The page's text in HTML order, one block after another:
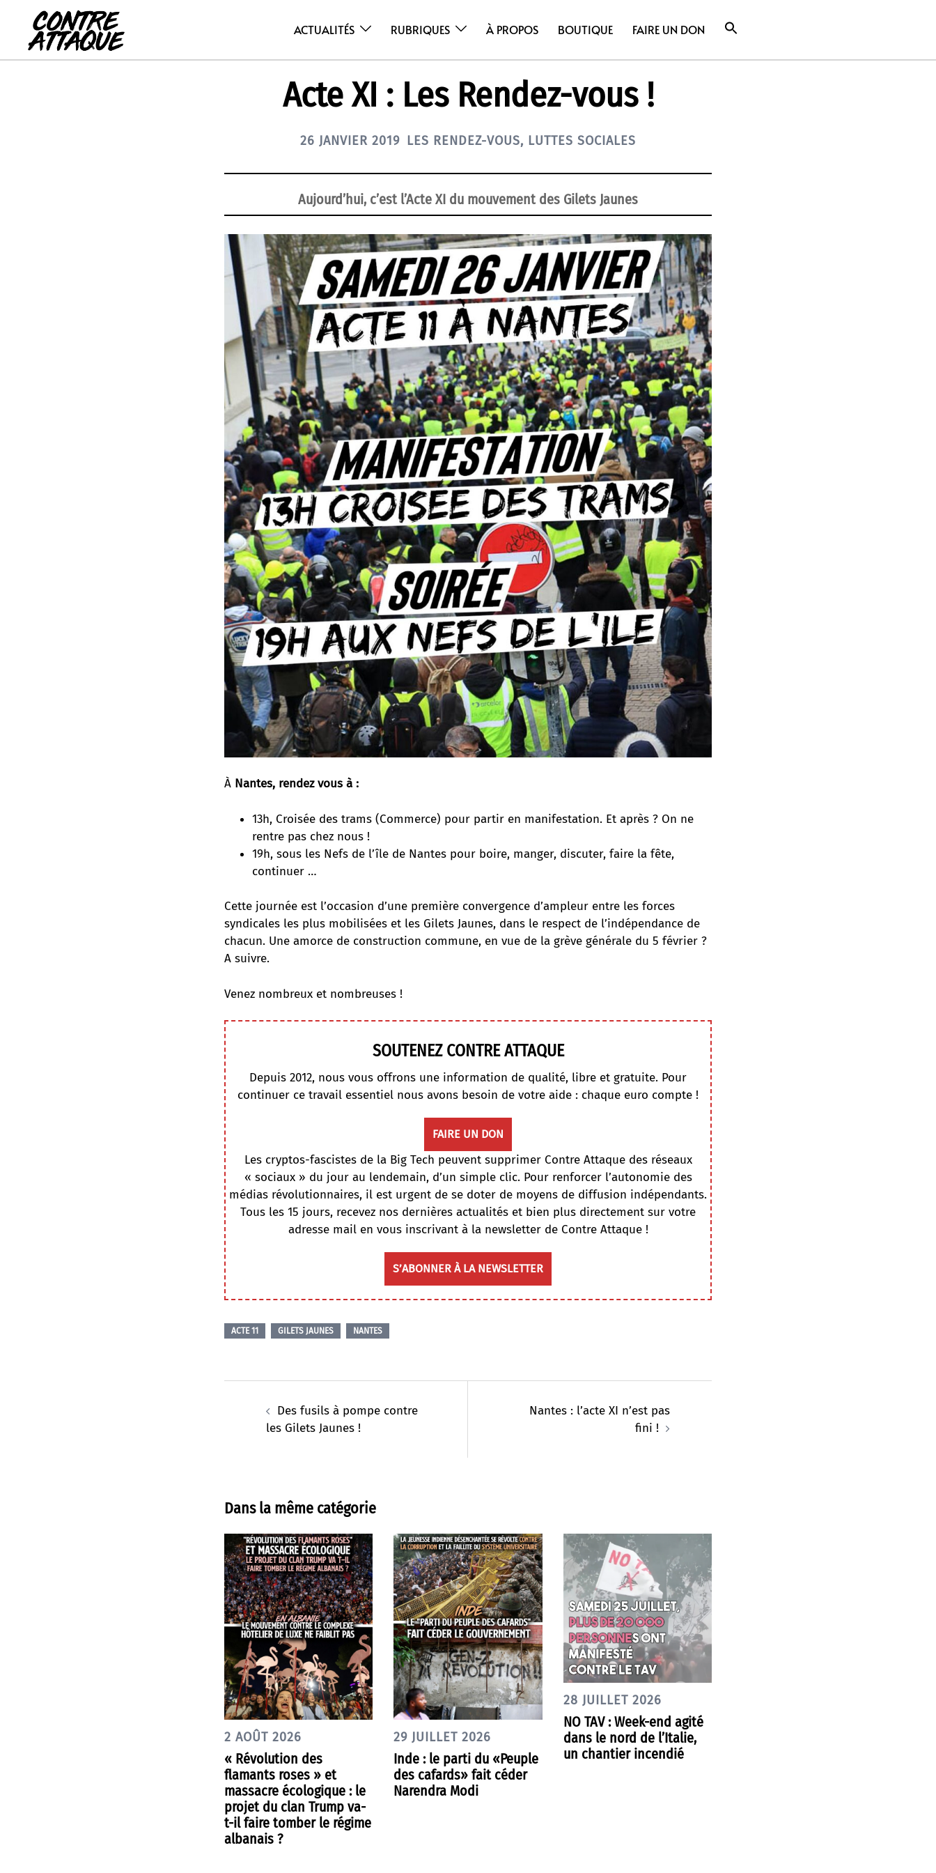
contenu
ACTUALITÉS RUBRIQUES À PROPOS BOUTIQUE FAIRE UN DON
Acte XI : Les Rendez-vous !
26 JANVIER 2019 LES RENDEZ-VOUS, LUTTES SOCIALES
Aujourd’hui, c’est l’Acte XI du mouvement des Gilets Jaunes
À Nantes, rendez vous à :
13h, Croisée des trams (Commerce) pour partir en manifestation. Et après ? On ne
rentre pas chez nous !
19h, sous les Nefs de l’île de Nantes pour boire, manger, discuter, faire la fête,
continuer …
Cette journée est l’occasion d’une première convergence d’ampleur entre les forces
syndicales les plus mobilisées et les Gilets Jaunes, dans le respect de l’indépendance de
chacun. Une amorce de construction commune, en vue de la grève générale du 5 février ?
A suivre.
Venez nombreux et nombreuses !
SOUTENEZ CONTRE ATTAQUE
Depuis 2012, nous vous offrons une information de qualité, libre et gratuite. Pour
continuer ce travail essentiel nous avons besoin de votre aide : chaque euro compte !
FAIRE UN DON
Les cryptos-fascistes de la Big Tech peuvent supprimer Contre Attaque des réseaux
« sociaux » du jour au lendemain, d’un simple clic. Pour renforcer l’autonomie des
médias révolutionnaires, il est urgent de se doter de moyens de diffusion indépendants.
Tous les 15 jours, recevez nos dernières actualités et bien plus directement sur votre
adresse mail en vous inscrivant à la newsletter de Contre Attaque !
S’ABONNER À LA NEWSLETTER
ACTE 11 GILETS JAUNES NANTES
d’articleDes fusils à pompe contre
les Gilets Jaunes !
Nantes : l’acte XI n’est pas
fini !
Dans la même catégorie
2 AOÛT 2026
« Révolution des
flamants roses » et
massacre écologique : le
projet du clan Trump va-
t-il faire tomber le régime
albanais ?
29 JUILLET 2026
Inde : le parti du «Peuple
des cafards» fait céder
Narendra Modi
28 JUILLET 2026
NO TAV : Week-end agité
dans le nord de l’Italie,
un chantier incendié